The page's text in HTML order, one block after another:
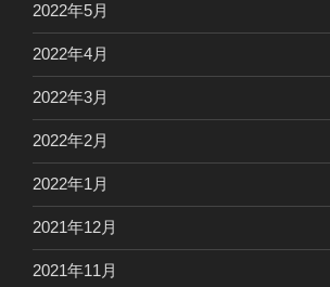
2022年5月
2022年4月
2022年3月
2022年2月
2022年1月
2021年12月
2021年11月